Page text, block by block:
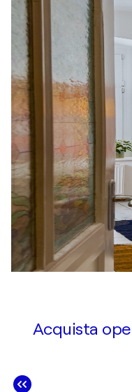
Acquista